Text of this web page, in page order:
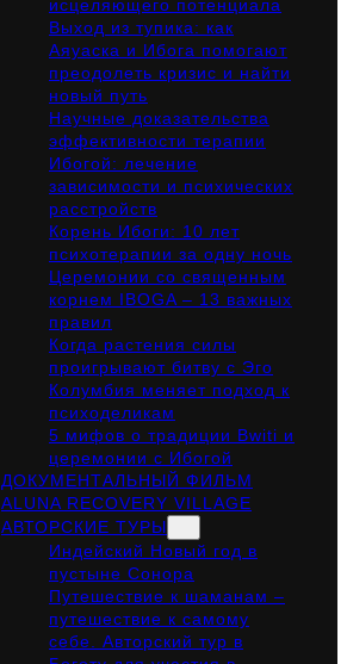
исцеляющего потенциала
Выход из тупика: как
Аяуаска и Ибога помогают
преодолеть кризис и найти
новый путь
Научные доказательства
эффективности терапии
Ибогой: лечение
зависимости и психических
расстройств
Корень Ибоги: 10 лет
психотерапии за одну ночь
Церемонии со священным
корнем IBOGA – 13 важных
правил
Когда растения силы
проигрывают битву с Эго
Колумбия меняет подход к
психоделикам
5 мифов о традиции Bwiti и
церемонии с Ибогой
ДОКУМЕНТАЛЬНЫЙ ФИЛЬМ
ALUNA RECOVERY VILLAGE
АВТОРСКИЕ ТУРЫ
Индейский Новый год в
пустыне Сонора
Путешествие к шаманам –
путешествие к самому
себе. Авторский тур в